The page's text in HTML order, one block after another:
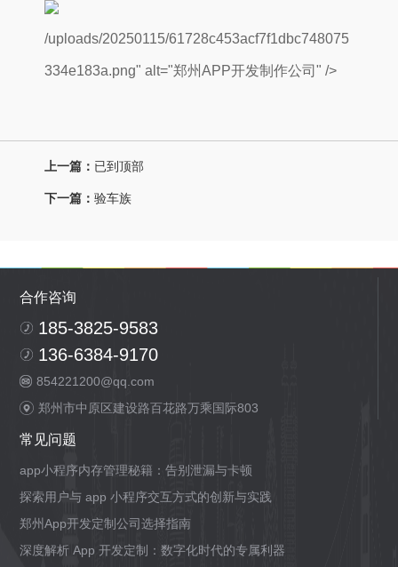
/uploads/20250115/61728c453acf7f1dbc748075
334e183a.png" alt="郑州APP开发制作公司" />
上一篇： 已到顶部
下一篇： 验车族
合作咨询
185-3825-9583
136-6384-9170
854221200@qq.com
郑州市中原区建设路百花路万乘国际803
常见问题
app小程序内存管理秘籍：告别泄漏与卡顿
探索用户与 app 小程序交互方式的创新与实践
郑州App开发定制公司选择指南
深度解析 App 开发定制：数字化时代的专属利器